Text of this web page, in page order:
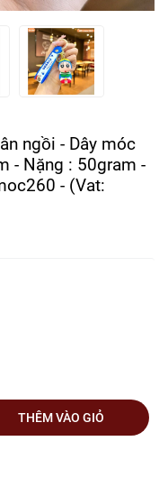
ngồi - Dây móc
- Nặng : 50gram -
- (Vat:
THÊM VÀO GIỎ